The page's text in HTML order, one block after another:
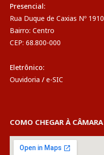
Presencial:
Rua Duque de Caxias Nº 1910
Bairro: Centro
CEP: 68.800-000
Eletrônico:
Ouvidoria / e-SIC
COMO CHEGAR À CÂMARA